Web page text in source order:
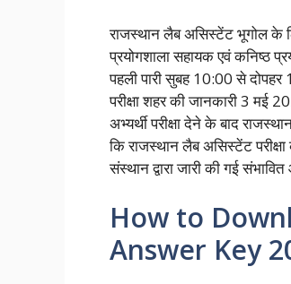
राजस्थान लैब असिस्टेंट भूगोल के
प्रयोगशाला सहायक एवं कनिष्ठ
पहली पारी सुबह 10:00 से
परीक्षा शहर की जानकारी 3 मई
अभ्यर्थी परीक्षा देने के बाद
कि राजस्थान लैब असिस्टेंट
संस्थान द्वारा जारी की गई
How to
Answer Key